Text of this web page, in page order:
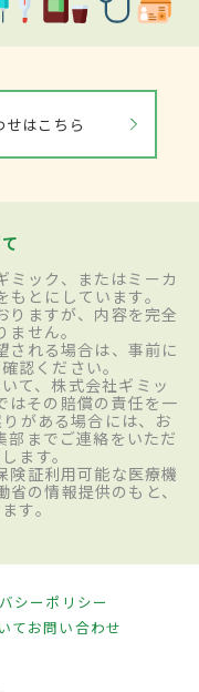
はこちら
ミック、またはミーカ
とにしています。
りますが、内容を完全
せん。
される場合は、事前に
認ください。
て、株式会社ギミッ
はその賠償の責任を一
がある場合には、お
部までご連絡をいただ
ます。
険証利用可能な医療機
の情報提供のもと、
す。
シーポリシー
てお問い合わせ